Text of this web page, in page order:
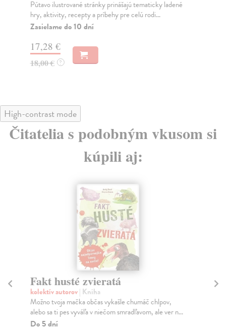
Pútavo ilustrované stránky prinášajú tematicky ladené
hry, aktivity, recepty a príbehy pre celú rodi...
Zasielame do 10 dní
17,28 €
18,00 € ?
High-contrast mode
Čitatelia s podobným vkusom si
kúpili aj:
Fakt husté zvieratá
kolektív autorov| Kniha
Možno tvoja mačka občas vykašle chumáč chlpov,
alebo sa ti pes vyváľa v niečom smradľavom, ale ver n...
Do 5 dní